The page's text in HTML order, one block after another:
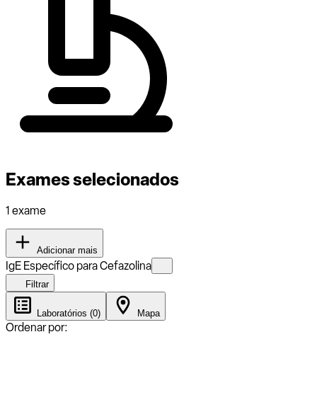
Exames selecionados
1 exame
Adicionar mais
IgE Específico para Cefazolina
Filtrar
Laboratórios (0) Mapa
Ordenar por: